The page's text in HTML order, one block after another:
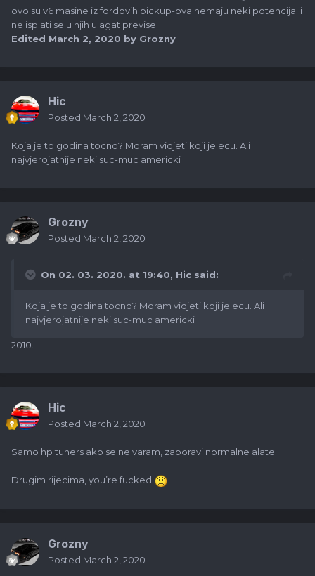
ovo su v6 masine iz fordovih pickup-ova nemaju neki potencijal i
ne isplati se u njih ulagat previse
Edited March 2, 2020 by Grozny
Hic
Posted March 2, 2020
Koja je to godina tocno? Moram vidjeti koji je ecu. Ali
najvjerojatnije neki suc-muc americki
Grozny
Posted March 2, 2020
On 02. 03. 2020. at 19:40, Hic said:
Koja je to godina tocno? Moram vidjeti koji je ecu. Ali
najvjerojatnije neki suc-muc americki
2010.
Hic
Posted March 2, 2020
Samo hp tuners ako se ne varam, zaboravi normalne alate.
Drugim rijecima, you’re fucked
Grozny
Posted March 2, 2020